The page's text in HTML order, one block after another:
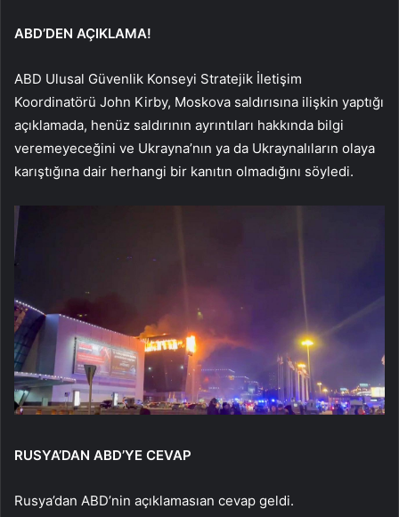
ABD’DEN AÇIKLAMA!
ABD Ulusal Güvenlik Konseyi Stratejik İletişim
Koordinatörü John Kirby, Moskova saldırısına ilişkin yaptığı
açıklamada, henüz saldırının ayrıntıları hakkında bilgi
veremeyeceğini ve Ukrayna’nın ya da Ukraynalıların olaya
karıştığına dair herhangi bir kanıtın olmadığını söyledi.
RUSYA’DAN ABD’YE CEVAP
Rusya’dan ABD’nin açıklamasıan cevap geldi.